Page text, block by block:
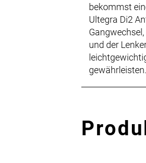
bekommst
Ultegra Di2
und der
gewährleisten.